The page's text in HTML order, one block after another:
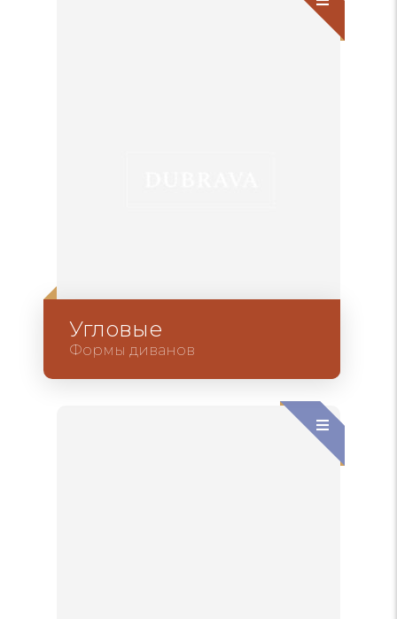
Угловые
Формы диванов